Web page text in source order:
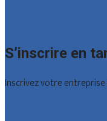
S’inscrire en
Inscrivez votre entreprise